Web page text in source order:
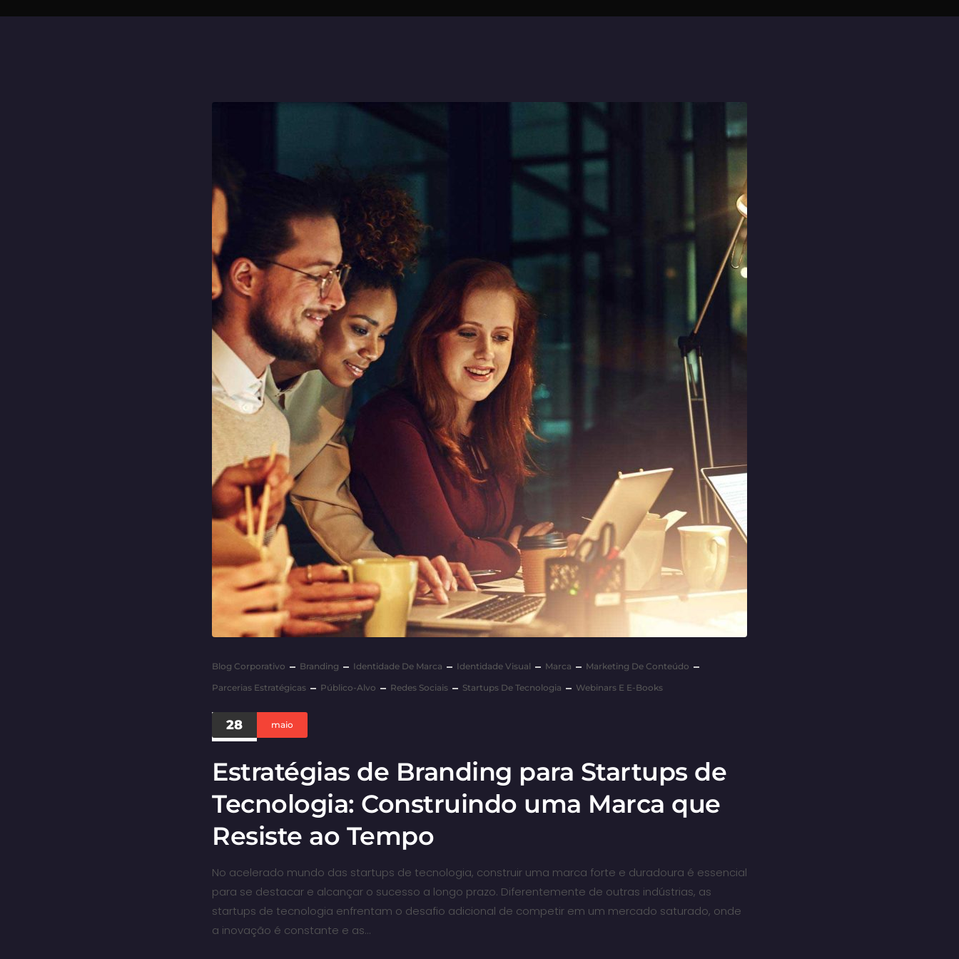
Blog Corporativo Branding Identidade De Marca Identidade Visual Marca
Marketing De Conteúdo
Parcerias Estratégicas
Público-Alvo Redes Sociais Startups De Tecnologia Webinars E E-Books
28 maio
Estratégias de Branding para Startups de
Tecnologia: Construindo uma Marca que
Resiste ao Tempo
No acelerado mundo das startups de tecnologia, construir uma marca forte e duradoura é essencial
para se destacar e alcançar o sucesso a longo prazo. Diferentemente de outras indústrias, as
startups de tecnologia enfrentam o desafio adicional de competir em um mercado saturado, onde
a inovação é constante e as…